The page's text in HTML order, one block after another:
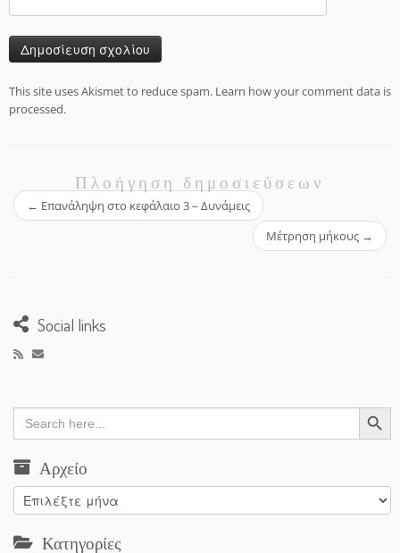
This site uses Akismet to reduce spam. Learn how your comment data is
processed.
Πλοήγηση δημοσιεύσεων
← Επανάληψη στο κεφάλαιο 3 – Δυνάμεις
Μέτρηση μήκους →
Social links
Search
for:
Search Button
Αρχείο
Αρχείο
Κατηγορίες